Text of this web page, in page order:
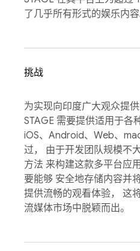
了几乎所有形式的娱乐内容
挑战
为实现向印度广大观众提
STAGE 需要提供适用于各
iOS、Android、Web、
过， 由于开发团队规模不
方法 来构建这款多平台应
要能够 安全地存储内容并
提供流畅的观看体验， 这
流媒体市场中脱颖而出。